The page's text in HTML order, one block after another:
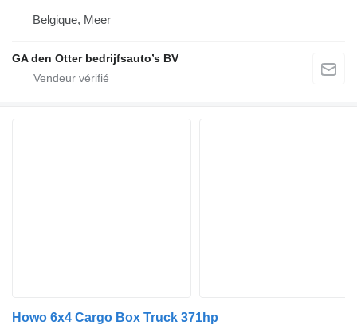
Belgique, Meer
GA den Otter bedrijfsauto’s BV
Howo 6x4 Cargo Box Truck 371hp